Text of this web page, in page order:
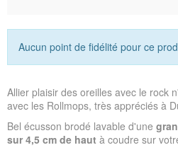
Aucun point de fidélité pour ce
Allier plaisir des oreilles avec le rock
avec les Rollmops, très appréciés à
Bel écusson brodé lavable d'une
sur 4,5 cm de haut à coudre sur